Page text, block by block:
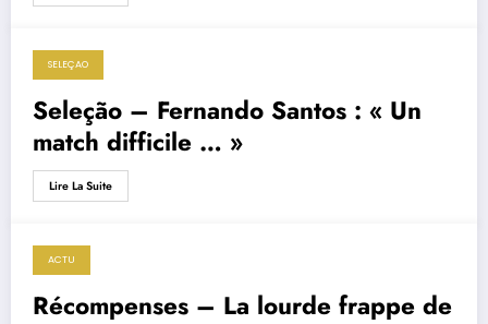
6 septembre 2019
SELEÇAO
Seleção – Fernando Santos : « Un
match difficile … »
Lire La Suite
6 septembre 2019
ACTU
Récompenses – La lourde frappe de